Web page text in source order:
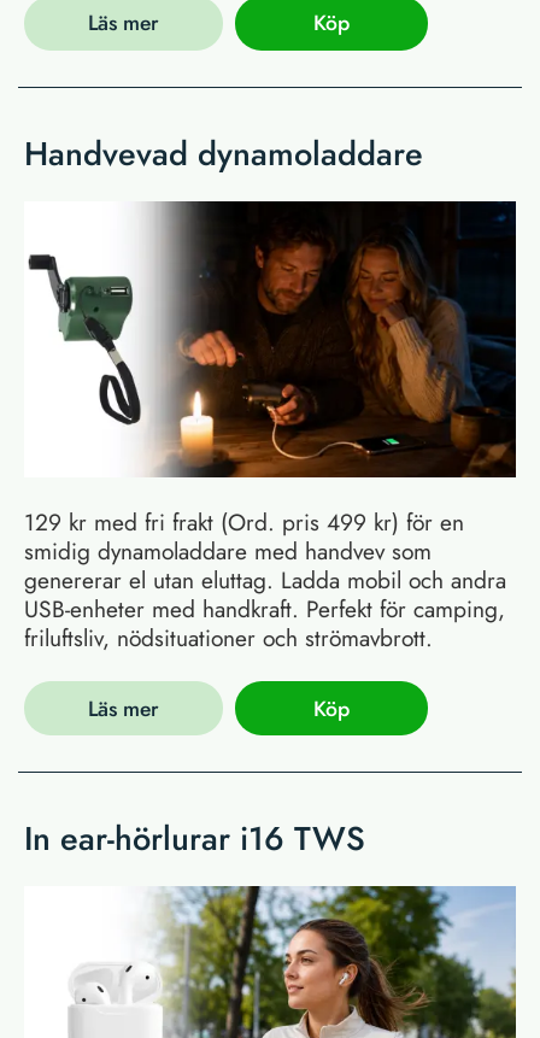
Läs mer Köp
Handvevad dynamoladdare
129 kr med fri frakt (Ord. pris 499 kr) för en
smidig dynamoladdare med handvev som
genererar el utan eluttag. Ladda mobil och andra
USB-enheter med handkraft. Perfekt för camping,
friluftsliv, nödsituationer och strömavbrott.
Läs mer Köp
In ear-hörlurar i16 TWS